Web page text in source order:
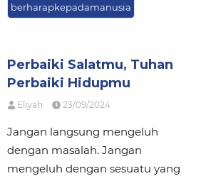
berharapkepadamanusia
Perbaiki Salatmu, Tuhan
Perbaiki Hidupmu
Eliyah 23/09/2024
Jangan langsung mengeluh
dengan masalah. Jangan
mengeluh dengan sesuatu yang